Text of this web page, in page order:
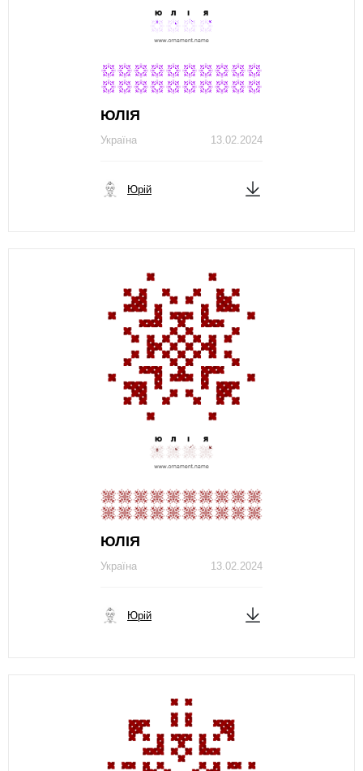
ЮЛІЯ
13.02.2024
Україна
Юрій
ЮЛІЯ
13.02.2024
Україна
Юрій